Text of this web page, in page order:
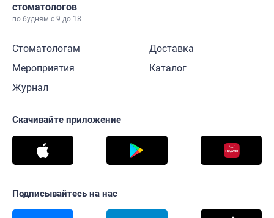
стоматологов
по будням с 9 до 18
Стоматологам
Мероприятия
Журнал
Доставка
Каталог
Скачивайте приложение
Подписывайтесь на нас